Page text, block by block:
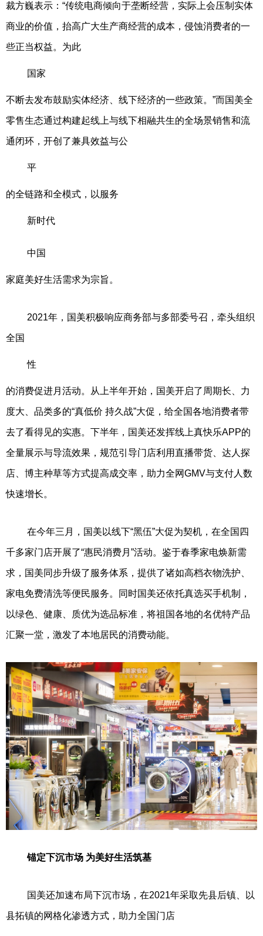
裁方巍表示：“传统电商倾向于垄断经营，实际上会压制实体
商业的价值，抬高广大生产商经营的成本，侵蚀消费者的一
些正当权益。为此
国家
不断去发布鼓励实体经济、线下经济的一些政策。”而国美全
零售生态通过构建起线上与线下相融共生的全场景销售和流
通闭环，开创了兼具效益与公
平
的全链路和全模式，以服务
新时代
中国
家庭美好生活需求为宗旨。
2021年，国美积极响应商务部与多部委号召，牵头组织
全国
性
的消费促进月活动。从上半年开始，国美开启了周期长、力
度大、品类多的“真低价 持久战”大促，给全国各地消费者带
去了看得见的实惠。下半年，国美还发挥线上真快乐APP的
全量展示与导流效果，规范引导门店利用直播带货、达人探
店、博主种草等方式提高成交率，助力全网GMV与支付人数
快速增长。
在今年三月，国美以线下“黑伍”大促为契机，在全国四
千多家门店开展了“惠民消费月”活动。鉴于春季家电焕新需
求，国美同步升级了服务体系，提供了诸如高档衣物洗护、
家电免费清洗等便民服务。同时国美还依托真选买手机制，
以绿色、健康、质优为选品标准，将祖国各地的名优特产品
汇聚一堂，激发了本地居民的消费动能。
锚定下沉市场 为美好生活筑基
国美还加速布局下沉市场，在2021年采取先县后镇、以
县拓镇的网格化渗透方式，助力全国门店